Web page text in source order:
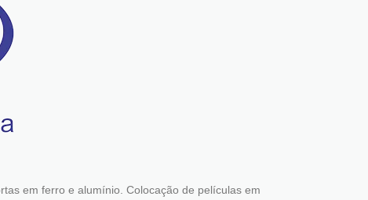
em ferro e alumínio. Colocação de películas em